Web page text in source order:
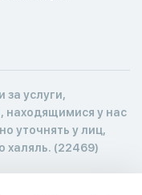
за услуги,
находящимися у нас
уточнять у лиц,
халяль. (22469)